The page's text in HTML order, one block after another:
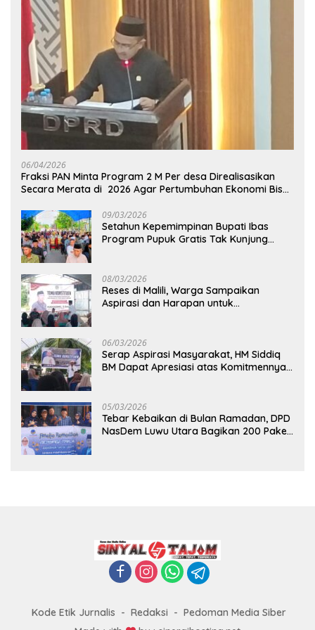
06/04/2026
Fraksi PAN Minta Program 2 M Per desa Direalisasikan
Secara Merata di 2026 Agar Pertumbuhan Ekonomi Bisa
09/03/2026
Setahun Kepemimpinan Bupati Ibas
Program Pupuk Gratis Tak Kunjung
08/03/2026
Reses di Malili, Warga Sampaikan
Aspirasi dan Harapan untuk
06/03/2026
Serap Aspirasi Masyarakat, HM Siddiq
BM Dapat Apresiasi atas Komitmennya
05/03/2026
Tebar Kebaikan di Bulan Ramadan, DPD
NasDem Luwu Utara Bagikan 200 Paket
Kode Etik Jurnalis Redaksi
Pedoman Media Siber